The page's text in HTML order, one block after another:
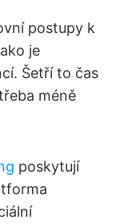
postupy k
je
Šetří to čas
méně
poskytují